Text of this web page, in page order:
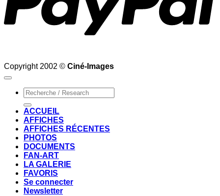
Copyright 2002 © Ciné-Images
Recherche
pour :
ACCUEIL
AFFICHES
AFFICHES RÉCENTES
PHOTOS
DOCUMENTS
FAN-ART
LA GALERIE
FAVORIS
Se connecter
Newsletter